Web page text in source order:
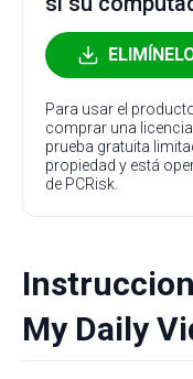
Para usar el
comprar una
prueba gratuita
propiedad y está
de PCRisk.
My Daily